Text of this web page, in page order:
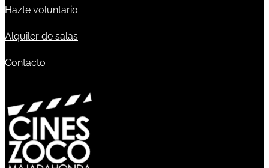
Hazte voluntario
Alquiler de salas
Contacto